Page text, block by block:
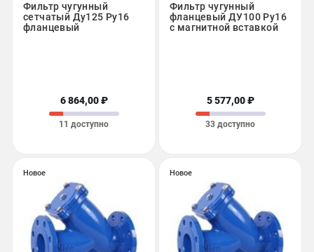
Фильтр чугунный
сетчатый Ду125 Ру16
фланцевый
6 864,00 ₽
11 доступно
Фильтр чугунный
фланцевый ДУ100 Ру16
с магнитной вставкой
5 577,00 ₽
33 доступно
Новое Новое